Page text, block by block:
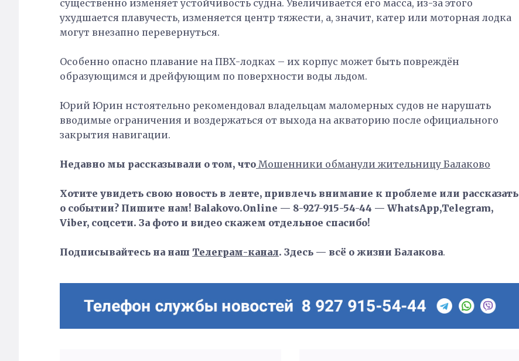
существенно изменяет устойчивость судна. Увеличивается его масса, из-за этого
ухудшается плавучесть, изменяется центр тяжести, а, значит, катер или моторная лодка
могут внезапно перевернуться.
Особенно опасно плавание на ПВХ-лодках – их корпус может быть повреждён
образующимся и дрейфующим по поверхности воды льдом.
Юрий Юрин нстоятельно рекомендовал владельцам маломерных судов не нарушать
вводимые ограничения и воздержаться от выхода на акваторию после официального
закрытия навигации.
Недавно мы рассказывали о том, что Мошенники обманули жительницу Балаково
Хотите увидеть свою новость в ленте, привлечь внимание к проблеме или рассказать
о событии? Пишите нам! Balakovo.Online — 8-927-915-54-44 — WhatsApp,Telegram,
Viber, соцсети. За фото и видео скажем отдельное спасибо!
Подписывайтесь на наш Телеграм-канал. Здесь — всё о жизни Балакова.